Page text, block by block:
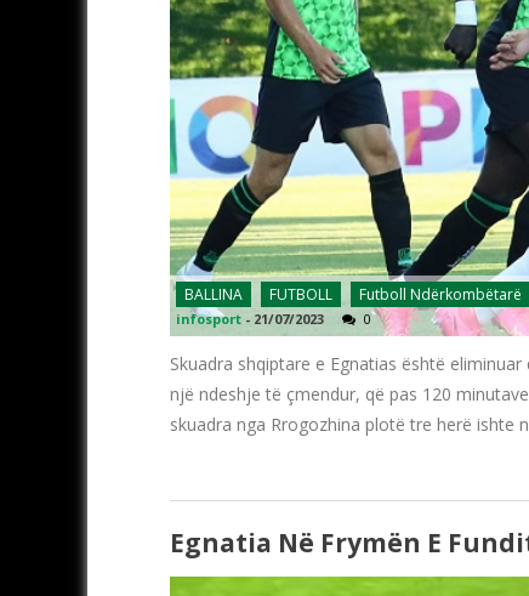
BALLINA FUTBOLL Futboll Ndërkombëtarë
infosport - 21/07/2023 0
Skuadra shqiptare e Egnatias është
një ndeshje të çmendur, që pas 120
skuadra nga Rrogozhina plotë tre herë ishte
Egnatia Në Frymën E